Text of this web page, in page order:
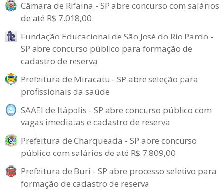
Câmara de Rifaina - SP abre concurso com salários
de até R$ 7.018,00
Fundação Educacional de São José do Rio Pardo -
SP abre concurso público para formação de
cadastro de reserva
Prefeitura de Miracatu - SP abre seleção para
profissionais da saúde
SAAEI de Itápolis - SP abre concurso público com
vagas imediatas e cadastro de reserva
Prefeitura de Charqueada - SP abre concurso
público com salários de até R$ 7.809,00
Prefeitura de Buri - SP abre processo seletivo para
formação de cadastro de reserva